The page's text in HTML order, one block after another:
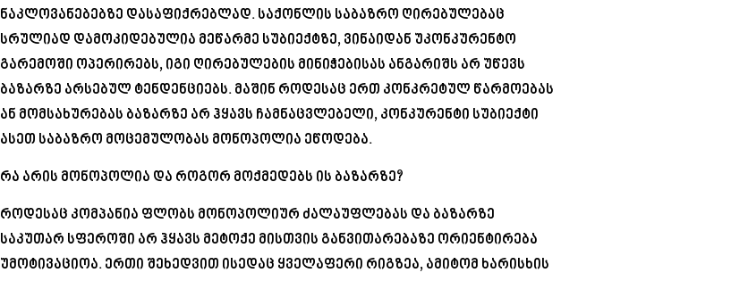
ნაკლოვანებებზე დასაფიქრებლად. საქონლის საბაზრო ღირებულებაც
სრულიად დამოკიდებულია მეწარმე სუბიექტზე, ვინაიდან უკონკურენტო
გარემოში ოპერირებს, იგი ღირებულების მინიჭებისას ანგარიშს არ უწევს
ბაზარზე არსებულ ტენდენციებს. მაშინ როდესაც ერთ კონკრეტულ წარმოებას
ან მომსახურებას ბაზარზე არ ჰყავს ჩამნაცვლებელი, კონკურენტი სუბიექტი
ასეთ საბაზრო მოცემულობას მონოპოლია ეწოდება.
რა არის მონოპოლია და როგორ მოქმედებს ის ბაზარზე?
როდესაც კომპანია ფლობს მონოპოლიურ ძალაუფლებას და ბაზარზე
საკუთარ სფეროში არ ჰყავს მეტოქე მისთვის განვითარებაზე ორიენტირება
უმოტივაციოა. ერთი შეხედვით ისედაც ყველაფერი რიგზეა, ამიტომ ხარისხის